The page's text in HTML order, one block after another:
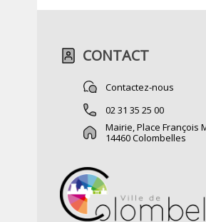
CONTACT
Contactez-nous
02 31 35 25 00
Mairie, Place François
14460 Colombelles